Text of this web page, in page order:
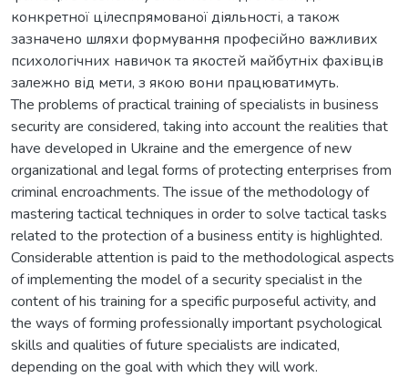
конкретної цілеспрямованої діяльності, а також
зазначено шляхи формування професійно важливих
психологічних навичок та якостей майбутніх фахівців
залежно від мети, з якою вони працюватимуть.
The problems of practical training of specialists in business
security are considered, taking into account the realities that
have developed in Ukraine and the emergence of new
organizational and legal forms of protecting enterprises from
criminal encroachments. The issue of the methodology of
mastering tactical techniques in order to solve tactical tasks
related to the protection of a business entity is highlighted.
Considerable attention is paid to the methodological aspects
of implementing the model of a security specialist in the
content of his training for a specific purposeful activity, and
the ways of forming professionally important psychological
skills and qualities of future specialists are indicated,
depending on the goal with which they will work.